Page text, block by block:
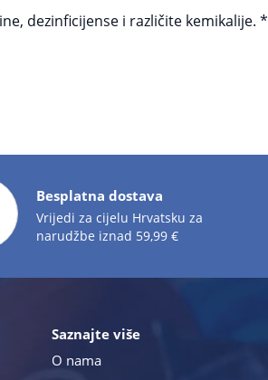
dezinficijense i različite kemikalije. *
Besplatna dostava
Vrijedi za cijelu Hrvatsku za
narudžbe iznad 59,99 €
Saznajte više
O nama